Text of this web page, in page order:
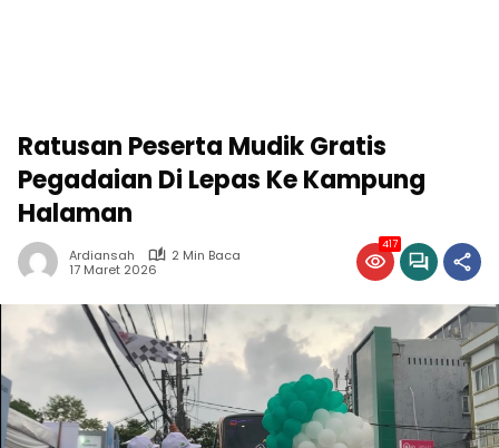
Ratusan Peserta Mudik Gratis
Pegadaian Di Lepas Ke Kampung
Halaman
Ardiansah
2 Min Baca
17 Maret 2026
417